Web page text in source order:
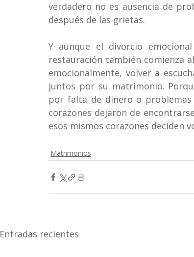
verdadero no es ausencia de
después de las grietas.
Y aunque el divorcio
restauración también comienza
emocionalmente, volver a
juntos por su matrimonio.
por falta de dinero o problemas
corazones dejaron de
esos mismos corazones deciden
Matrimonios
Entradas recientes